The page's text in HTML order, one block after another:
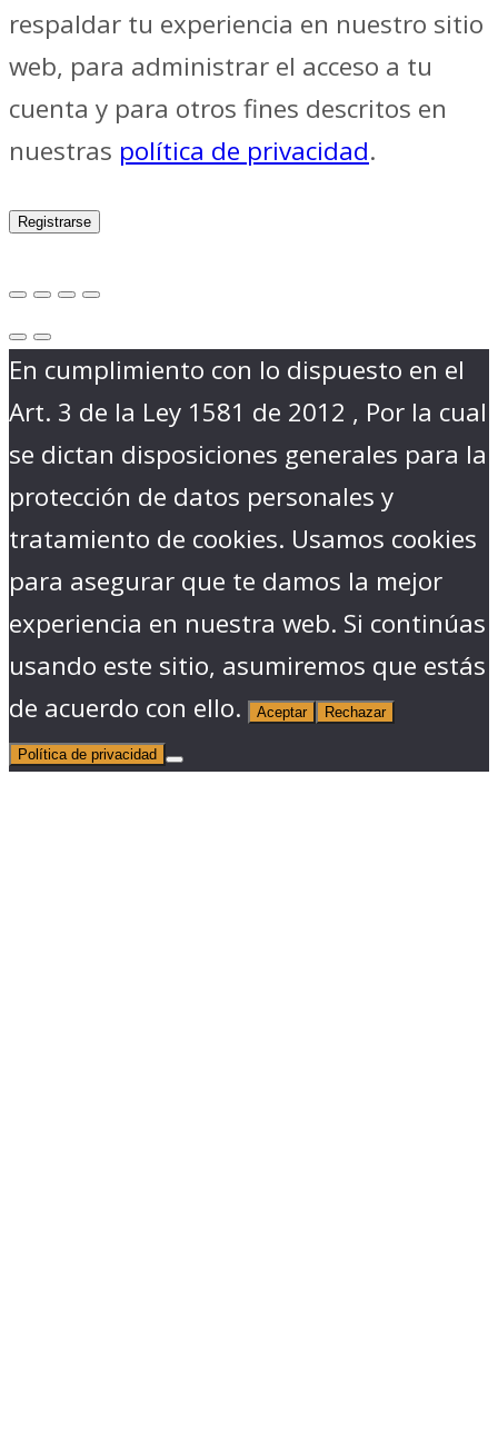
respaldar tu experiencia en nuestro sitio
web, para administrar el acceso a tu
cuenta y para otros fines descritos en
nuestras política de privacidad.
Registrarse
En cumplimiento con lo dispuesto en el
Art. 3 de la Ley 1581 de 2012 , Por la cual
se dictan disposiciones generales para la
protección de datos personales y
tratamiento de cookies. Usamos cookies
para asegurar que te damos la mejor
experiencia en nuestra web. Si continúas
usando este sitio, asumiremos que estás
de acuerdo con ello.
Aceptar Rechazar
Política de privacidad